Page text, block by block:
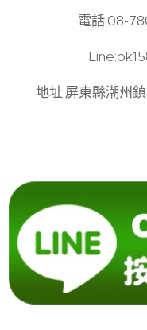
電話:08-
地址:屏東縣潮州